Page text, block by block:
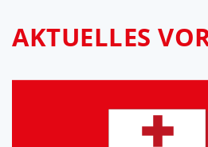
AKTUELLES